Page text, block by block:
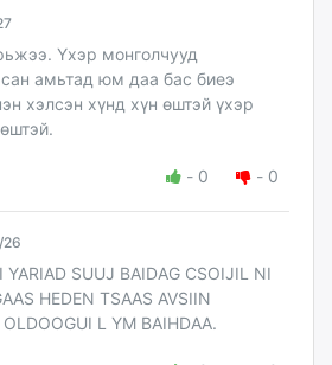
Үхэр монголчууд
амьтад юм даа бас биеэ
хэлсэн хүнд хүн өштэй үхэр
- 0 - 0
26
YARIAD SUUJ BAIDAG CSOIJIL NI
HEDEN TSAAS AVSIIN
L YM BAIHDAA.